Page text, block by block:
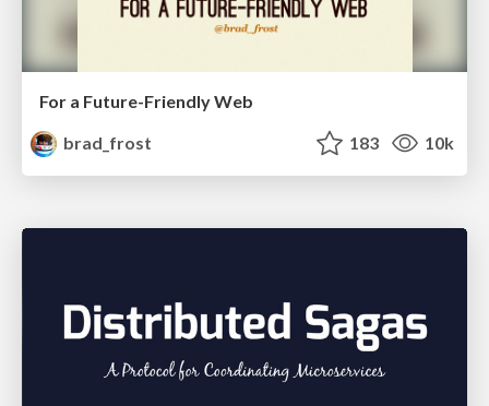
For a Future-Friendly Web
brad_frost
183 10k